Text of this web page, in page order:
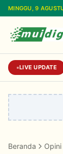
Lewati ke
MINGGU, 9
LIVE UPDATE
Beranda Opini